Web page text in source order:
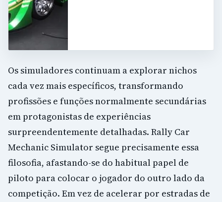
Os simuladores continuam a explorar nichos
cada vez mais específicos, transformando
profissões e funções normalmente secundárias
em protagonistas de experiências
surpreendentemente detalhadas. Rally Car
Mechanic Simulator segue precisamente essa
filosofia, afastando-se do habitual papel de
piloto para colocar o jogador do outro lado da
competição. Em vez de acelerar por estradas de